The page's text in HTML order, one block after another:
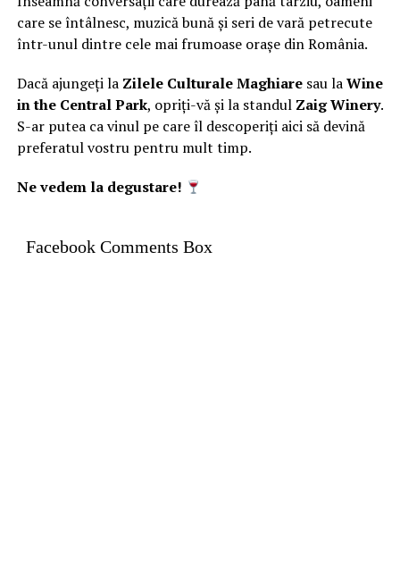
care se întâlnesc, muzică bună și seri de vară petrecute
într-unul dintre cele mai frumoase orașe din România.
Dacă ajungeți la Zilele Culturale Maghiaresau laWine
in the Central Park, opriți-vă și la standul Zaig Winery.
S-ar putea ca vinul pe care îl descoperiți aici să devină
preferatul vostru pentru mult timp.
Ne vedem la degustare!
Facebook Comments Box